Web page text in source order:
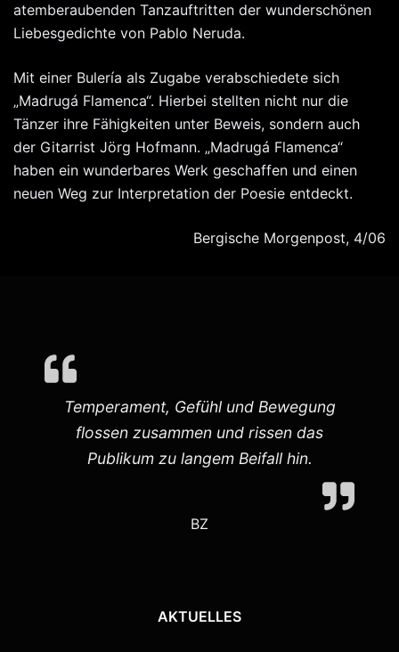
atemberaubenden Tanzauftritten der wunderschönen
Liebesgedichte von Pablo Neruda.
Mit einer Bulería als Zugabe verabschiedete sich
„Madrugá Flamenca“. Hierbei stellten nicht nur die
Tänzer ihre Fähigkeiten unter Beweis, sondern auch
der Gitarrist Jörg Hofmann. „Madrugá Flamenca“
haben ein wunderbares Werk geschaffen und einen
neuen Weg zur Interpretation der Poesie entdeckt.
Bergische Morgenpost, 4/06
Temperament, Gefühl und Bewegung
flossen zusammen und rissen das
Publikum zu langem Beifall hin.
BZ
AKTUELLES